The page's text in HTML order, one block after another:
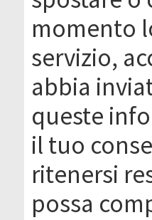
momento
servizio,
abbia
queste
il tuo
ritenersi
possa